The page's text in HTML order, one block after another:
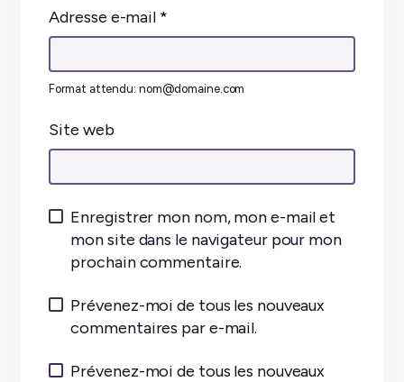
Adresse e-mail *
Format attendu: nom@domaine.com
Site web
Enregistrer mon nom, mon e-mail et
mon site dans le navigateur pour mon
prochain commentaire.
Prévenez-moi de tous les nouveaux
commentaires par e-mail.
Prévenez-moi de tous les nouveaux